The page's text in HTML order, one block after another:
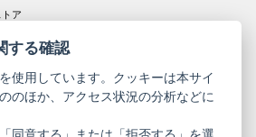
ア
きものやまと振
する確認
使用しています。クッキーは本サイ
のほか、アクセス状況の分析などに
同意する」または「拒否する」を選